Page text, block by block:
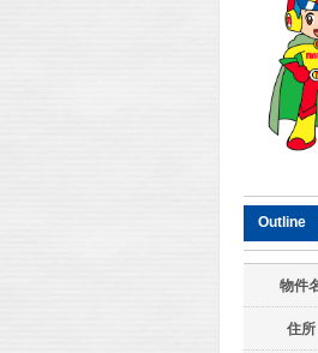
Outline
物件
住所